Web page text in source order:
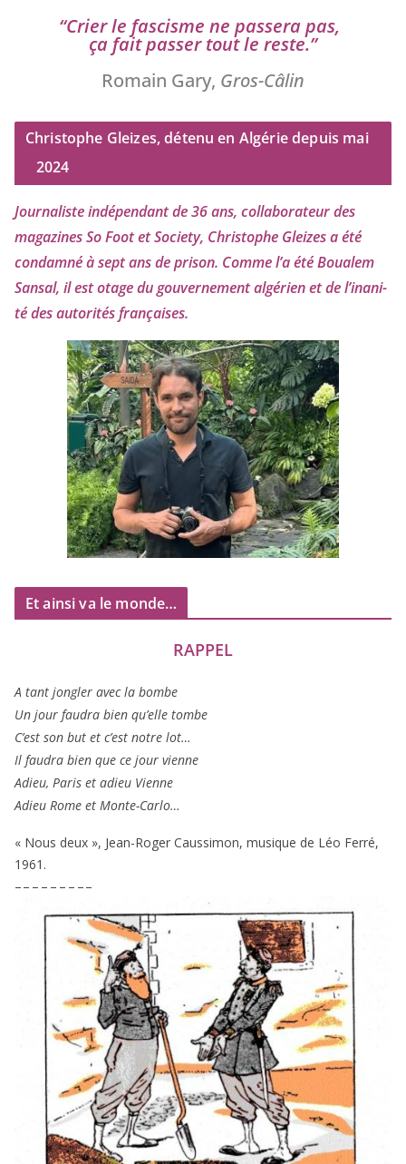
“Crier le fas­cisme ne pas­se­ra pas,
ça fait pas­ser tout le reste.”
Romain Gary, Gros-Câlin
Christophe Gleizes, détenu en Algérie depuis mai
2024
Journaliste indé­pen­dant de36ans, col­la­bo­ra­teur des
maga­zines So Foot et Society, Christophe Gleizesa été
condam­né à sept ans de pri­son. Comme l’a été Boualem
Sansal, il est otage du gou­ver­ne­ment algé­rien et de l’i­na­ni­
té des auto­ri­tés françaises.
Et ainsi va le monde…
RAPPEL
A tant jon­gler avec la bombe
Un jour fau­dra bien qu’elle tombe
C’est son but et c’est notre lot…
Il fau­dra bien que ce jour vienne
Adieu, Paris et adieu Vienne
Adieu Rome et Monte-Carlo…
« Nous deux », Jean-Roger Caussimon, musique de Léo Ferré,
1961 .
– – – – – – – – –